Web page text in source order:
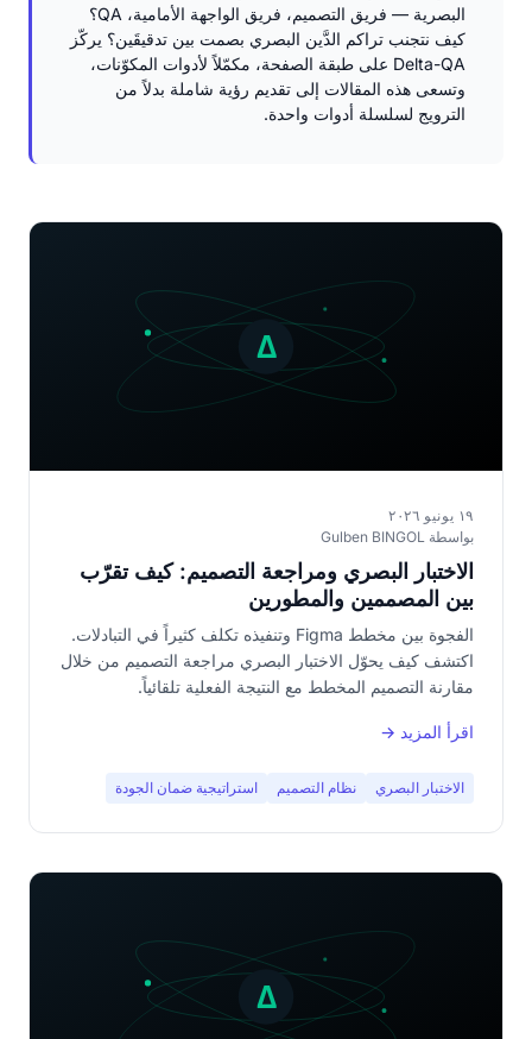
البصرية — فريق التصميم، فريق الواجهة الأمامية، QA؟
كيف نتجنب تراكم الدَّين البصري بصمت بين تدقيقَين؟ يركّز
Delta-QA على طبقة الصفحة، مكمّلاً لأدوات المكوّنات،
وتسعى هذه المقالات إلى تقديم رؤية شاملة بدلاً من
الترويج لسلسلة أدوات واحدة.
١٩ يونيو ٢٠٢٦
بواسطة Gulben BINGOL
الاختبار البصري ومراجعة التصميم: كيف تقرّب
بين المصممين والمطورين
الفجوة بين مخطط Figma وتنفيذه تكلف كثيراً في التبادلات.
اكتشف كيف يحوّل الاختبار البصري مراجعة التصميم من خلال
مقارنة التصميم المخطط مع النتيجة الفعلية تلقائياً.
اقرأ المزيد →
الاختبار البصري نظام التصميم استراتيجية ضمان الجودة